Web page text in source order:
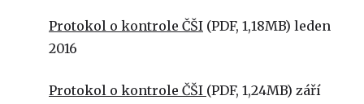
Protokol o kontrole ČŠI (PDF, 1,18MB) leden
2016
Protokol o kontrole ČŠI (PDF, 1,24MB) září